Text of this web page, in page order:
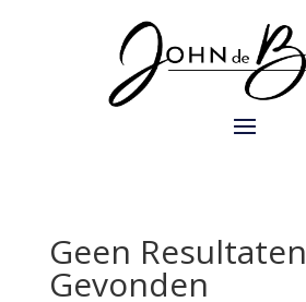
Geen Resultaten
Gevonden